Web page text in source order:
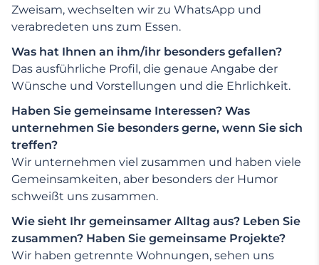
Zweisam, wechselten wir zu WhatsApp und
verabredeten uns zum Essen.
Was hat Ihnen an ihm/ihr besonders gefallen?
Das ausführliche Profil, die genaue Angabe der
Wünsche und Vorstellungen und die Ehrlichkeit.
Haben Sie gemeinsame Interessen? Was
unternehmen Sie besonders gerne, wenn Sie sich
treffen?
Wir unternehmen viel zusammen und haben viele
Gemeinsamkeiten, aber besonders der Humor
schweißt uns zusammen.
Wie sieht Ihr gemeinsamer Alltag aus? Leben Sie
zusammen? Haben Sie gemeinsame Projekte?
Wir haben getrennte Wohnungen, sehen uns